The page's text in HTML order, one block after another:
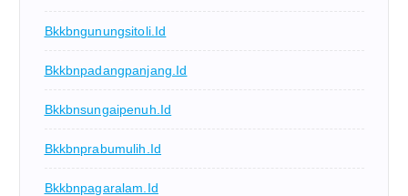
Bkkbngunungsitoli.id
Bkkbnpadangpanjang.id
Bkkbnsungaipenuh.id
Bkkbnprabumulih.id
Bkkbnpagaralam.id